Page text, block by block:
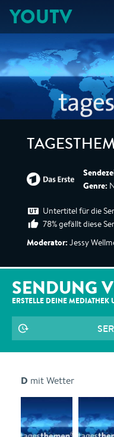
YOUTV
Genre:
Untertitel für die
78% gefällt diese
Moderator: Jessy
SENDUNG
ERSTELLE DEINE
D mit Wetter